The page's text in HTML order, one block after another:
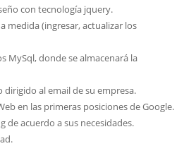
con tecnología jquery.
medida (ingresar, actualizar los
MySql, donde se almacenará la
al email de su empresa.
en las primeras posiciones de Google.
de acuerdo a sus necesidades.